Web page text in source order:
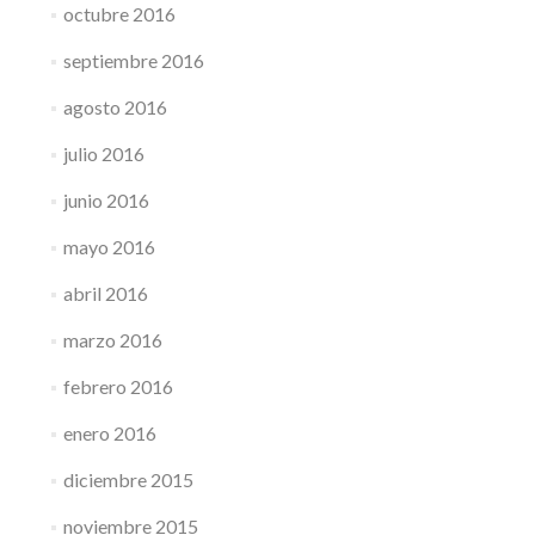
octubre 2016
septiembre 2016
agosto 2016
julio 2016
junio 2016
mayo 2016
abril 2016
marzo 2016
febrero 2016
enero 2016
diciembre 2015
noviembre 2015